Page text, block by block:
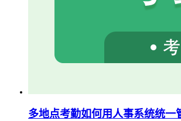
多地点考勤如何用人事系统统一